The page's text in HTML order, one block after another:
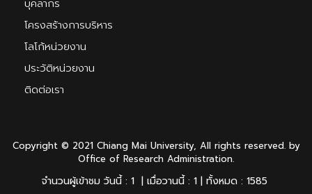
บุคลากร
โครงสร้างการบริหาร
โลโก้หน่วยงาน
ประวัติหน่วยงาน
ติดต่อเรา
Copyright © 2021 Chiang Mai University, All rights reserved. by
Office of Research Administration.
จำนวนผู้เข้าชม วันนี้ : 1 | เมื่อวานนี้ : 1 | ทั้งหมด : 1585